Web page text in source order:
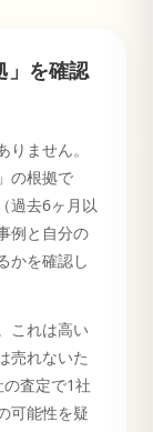
」を確認
ません。
の根拠で
過去6ヶ月以
例と自分の
かを確認し
これは高い
売れないた
査定で1社
可能性を疑